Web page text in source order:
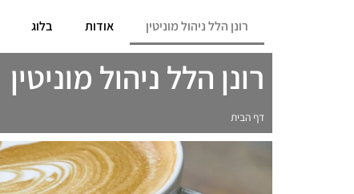
רונן הלל ניהול מוניטין אודות בלוג
רונן הלל ניהול מוניטין
דף הבית